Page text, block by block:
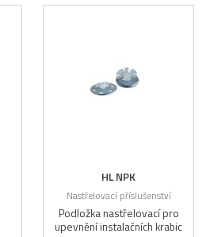
HL NPK
Nastřelovací příslušenství
Podložka nastřelovací pro
upevnění instalačních krabic